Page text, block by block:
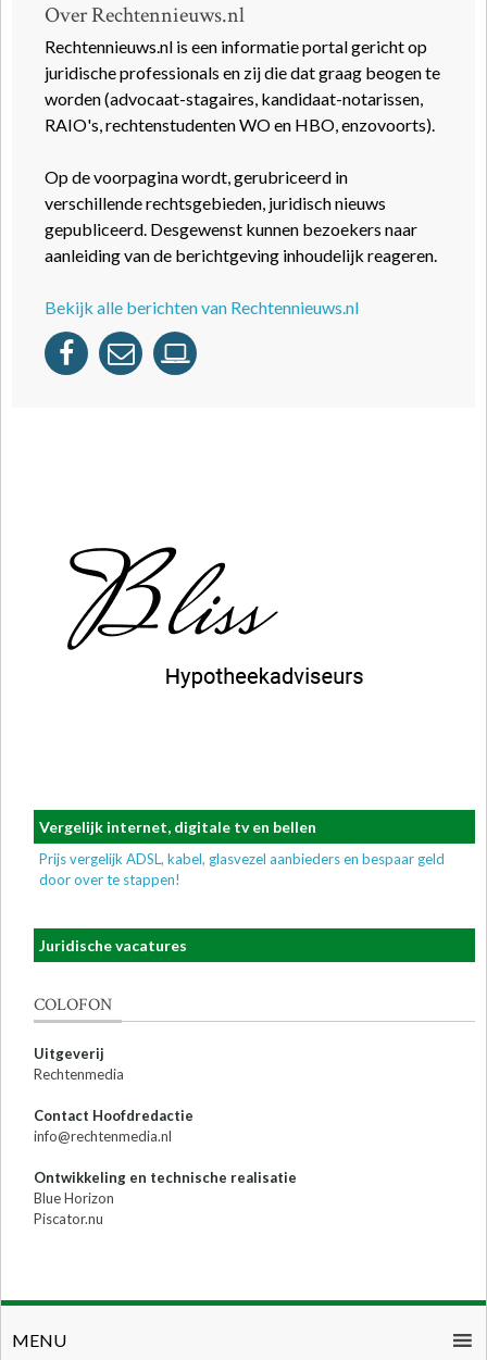
Over Rechtennieuws.nl
Rechtennieuws.nl is een informatie portal gericht op
juridische professionals en zij die dat graag beogen te
worden (advocaat-stagaires, kandidaat-notarissen,
RAIO's, rechtenstudenten WO en HBO, enzovoorts).
Op de voorpagina wordt, gerubriceerd in
verschillende rechtsgebieden, juridisch nieuws
gepubliceerd. Desgewenst kunnen bezoekers naar
aanleiding van de berichtgeving inhoudelijk reageren.
Bekijk alle berichten van Rechtennieuws.nl
Vergelijk internet, digitale tv en bellen
Prijs vergelijk ADSL, kabel, glasvezel aanbieders en bespaar geld
door over te stappen!
Juridische vacatures
COLOFON
Uitgeverij
Rechtenmedia
Contact Hoofdredactie
info@rechtenmedia.nl
Ontwikkeling en technische realisatie
Blue Horizon
Piscator.nu
MENU